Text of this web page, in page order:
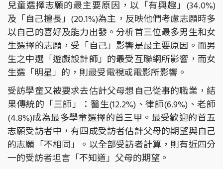
兒童選擇志願的最主要原因，以「有興趣」(34.0%)
及「自己擅長」(20.1%)為主，反映他們考慮志願時多
以自己的喜好及能力出發。分析首三位最多男生和女
生選擇的志願，受「自己」影響是最主要原因。而男
生之中選「遊戲設計師」的最受互聯網所影響，而女
生選「明星」的，則最受電視或電影所影響。
受訪學童又被要求去估計父母想自己從事的職業，結
果傳統的「三師」：醫生(12.2%)、律師(6.9%)、老師
(4.8%)成為最多學童選擇的首三甲。最受歡迎的首五
志願受訪者中，有四成受訪者估計父母的期望與自己
的志願「不相同」。以全部受訪者計算，則有近四分
一的受訪者坦言「不知道」父母的期望。